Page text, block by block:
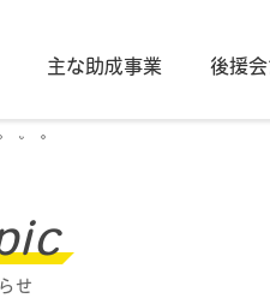
主な助成事業 後援会
せ